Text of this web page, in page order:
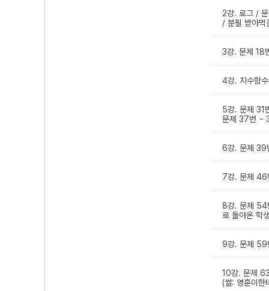
2강. 로그 /
/ 분필 받아먹
3강. 문제 18
4강. 지수함
5강. 문제 31
문제 37번 ~
6강. 문제 39
7강. 문제 46
8강. 문제 54
로 돌아온 학
9강. 문제 59
10강. 문제
(썰: 영훈이한